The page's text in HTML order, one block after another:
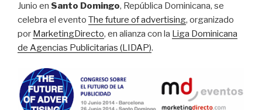
Junio en Santo Domingo, República Dominicana, se
celebra el evento The future of advertising, organizado
por MarketingDirecto, en alianza con la Liga Dominicana
de Agencias Publicitarias (LIDAP).